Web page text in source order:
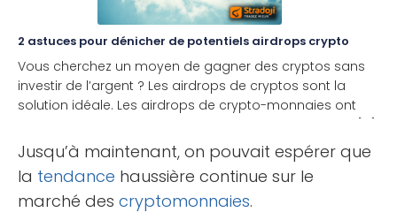
2 astuces pour dénicher de potentiels airdrops crypto
Vous cherchez un moyen de gagner des cryptos sans
investir de l’argent ? Les airdrops de cryptos sont la
solution idéale. Les airdrops de crypto-monnaies ont
offert à de nombreuses personnes, en particulier aux [...]
Jusqu’à maintenant, on pouvait espérer que
la tendance haussière continue sur le
marché des cryptomonnaies.